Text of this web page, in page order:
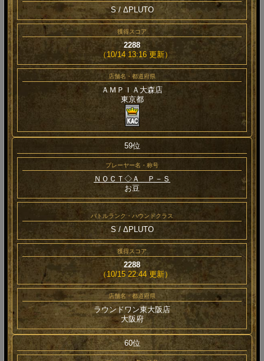
S / ΔPLUTO
獲得スコア
2288
（10/14 13:16 更新）
店舗名・都道府県
ＡＭＰＩＡ大森店
東京都
59位
プレーヤー名・称号
ＮＯＣＴ◇Ａ＿Ｐ－Ｓ
お豆
バトルランク・ハウンドクラス
S / ΔPLUTO
獲得スコア
2288
（10/15 22:44 更新）
店舗名・都道府県
ラウンドワン東大阪店
大阪府
60位